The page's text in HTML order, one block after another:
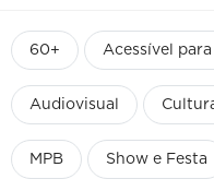
60+ Acessível
Audiovisual
MPB Show e Festa